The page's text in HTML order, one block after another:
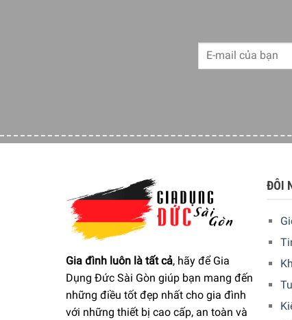
chảo. Chảo Tefal L94090 được trang bị một
Gia đình luôn là tất cả, hãy để Gia
Dụng Đức Sài Gòn giúp bạn mang đến
những điều tốt đẹp nhất cho gia đình
với những thiết bị cao cấp, an toàn và
ĐÔI